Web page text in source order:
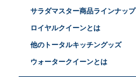
サラダマスター商品ラインナップ
ロイヤルクイーンとは
他のトータルキッチングッズ
ウォータークイーンとは